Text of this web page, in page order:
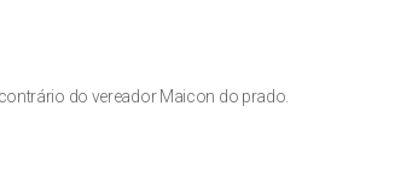
do vereador Maicon do prado.